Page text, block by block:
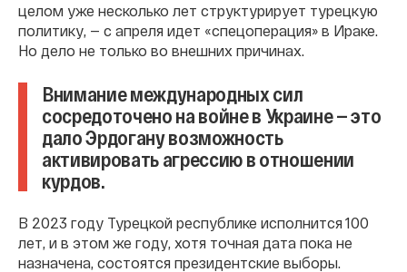
целом уже несколько лет структурирует турецкую
политику, — с апреля идет «спецоперация» в Ираке.
Но дело не только во внешних причинах.
Внимание международных сил
сосредоточено на войне в Украине — это
дало Эрдогану возможность
активировать агрессию в отношении
курдов.
В 2023 году Турецкой республике исполнится 100
лет, и в этом же году, хотя точная дата пока не
назначена, состоятся президентские выборы.